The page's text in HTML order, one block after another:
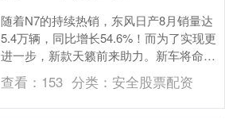
随着N7的持续热销，东风日产8月销量达
5.4万辆，同比增长54.6%！而为了实现更
进一步，新款天籁前来助力。新车将命名
为“天籁PLUS”，采用全新造型设计，配
备....
查看： 153 分类： 安全股票配资